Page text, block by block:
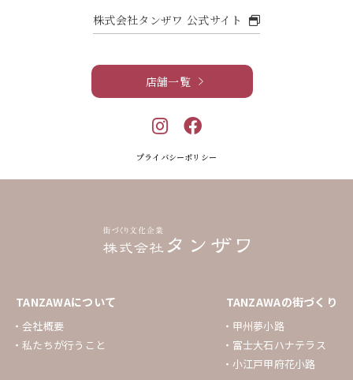
株式会社タンザワ 公式サイト
店舗一覧
プライバシーポリシー
TANZAWAについて
会社概要
私たちが行うこと
TANZAWAの街づくり
甲州夢小路
富士大石ハナテラス
小江戸甲府花小路